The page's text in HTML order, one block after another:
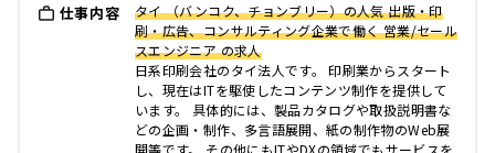
仕事内容
タイ （バンコク、チョンブリー）の人気 出版・印
刷・広告、コンサルティング企業で働く 営業/セール
スエンジニア の求人
日系印刷会社のタイ法人です。 印刷業からスタート
し、現在はITを駆使したコンテンツ制作を提供して
います。 具体的には、製品カタログや取扱説明書な
どの企画・制作、多言語展開、紙の制作物のWeb展
開等です。 その他にもITやDXの領域でもサービスを